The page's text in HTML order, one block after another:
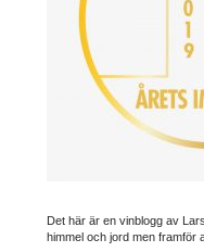
Det här är en vinblogg av
himmel och jord men framför